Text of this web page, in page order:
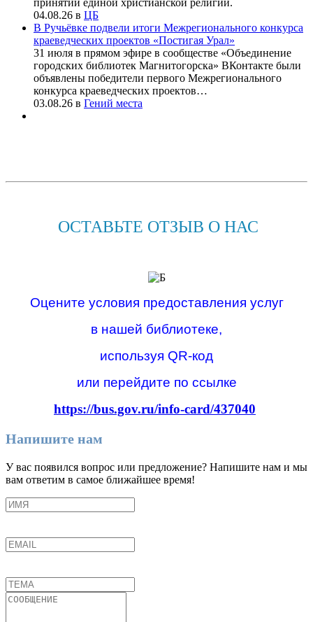
04.08.26 в ЦБ
В Ручьёвке подвели итоги Межрегионального конкурса
краеведческих проектов «Постигая Урал»
31 июля в прямом эфире в сообществе «Объединение
городских библиотек Магнитогорска» ВКонтакте были
объявлены победители первого Межрегионального
конкурса краеведческих проектов…
03.08.26 в Гений места
ОСТАВЬТЕ ОТЗЫВ О НАС
Оцените условия предоставления услуг
в нашей библиотеке,
используя QR-код
или перейдите по ссылке
https://bus.gov.ru/info-card/437040
Напишите нам
У вас появился вопрос или предложение? Напишите нам и мы
вам ответим в самое ближайшее время!